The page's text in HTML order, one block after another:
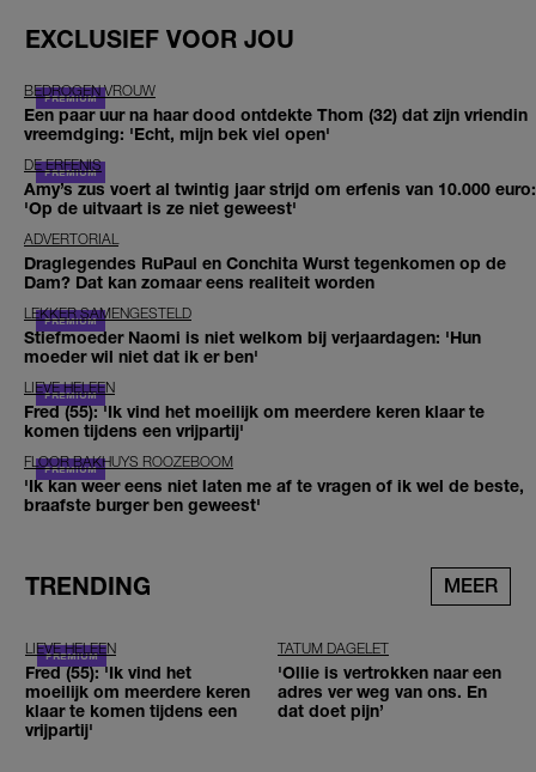
EXCLUSIEF VOOR JOU
BEDROGEN VROUW
Een paar uur na haar dood ontdekte Thom (32) dat zijn vriendin
vreemdging: 'Echt, mijn bek viel open'
DE ERFENIS
Amy’s zus voert al twintig jaar strijd om erfenis van 10.000 euro:
'Op de uitvaart is ze niet geweest'
ADVERTORIAL
Draglegendes RuPaul en Conchita Wurst tegenkomen op de
Dam? Dat kan zomaar eens realiteit worden
LEKKER SAMENGESTELD
Stiefmoeder Naomi is niet welkom bij verjaardagen: 'Hun
moeder wil niet dat ik er ben'
LIEVE HELEEN
Fred (55): 'Ik vind het moeilijk om meerdere keren klaar te
komen tijdens een vrijpartij'
FLOOR BAKHUYS ROOZEBOOM
'Ik kan weer eens niet laten me af te vragen of ik wel de beste,
braafste burger ben geweest'
TRENDING MEER
LIEVE HELEEN
Fred (55): 'Ik vind het
moeilijk om meerdere keren
klaar te komen tijdens een
vrijpartij'
TATUM DAGELET
'Ollie is vertrokken naar een
adres ver weg van ons. En
dat doet pijn’